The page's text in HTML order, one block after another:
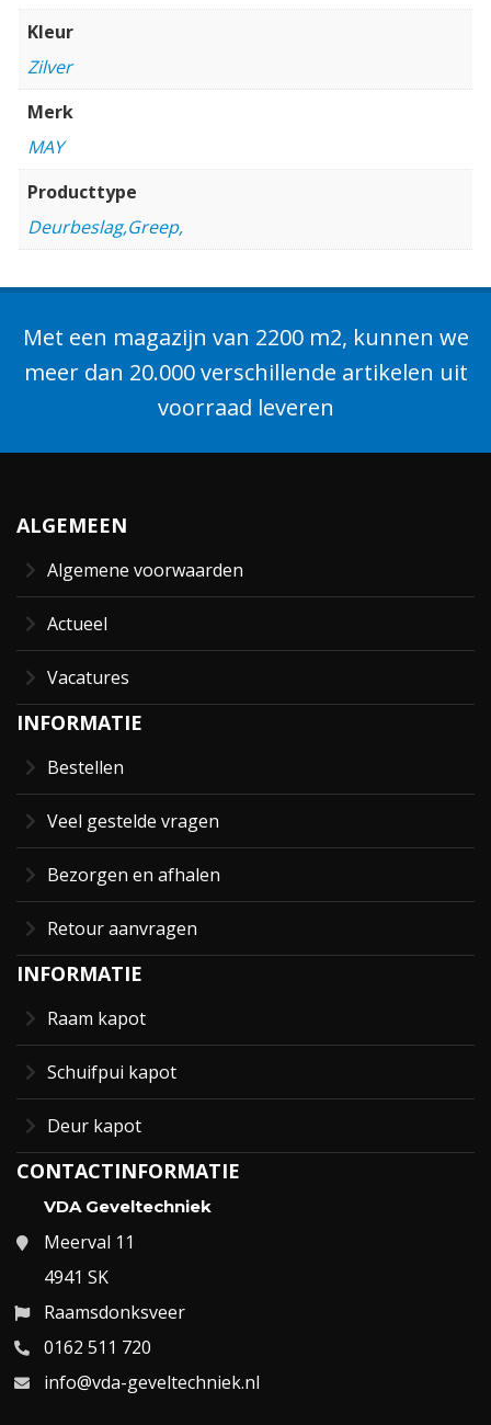
Kleur
Zilver
Merk
MAY
Producttype
Deurbeslag,Greep,
Met een magazijn van 2200 m2, kunnen we
meer dan 20.000 verschillende artikelen uit
voorraad leveren
ALGEMEEN
Algemene voorwaarden
Actueel
Vacatures
INFORMATIE
Bestellen
Veel gestelde vragen
Bezorgen en afhalen
Retour aanvragen
INFORMATIE
Raam kapot
Schuifpui kapot
Deur kapot
CONTACTINFORMATIE
VDA Geveltechniek
Meerval 11
4941 SK
Raamsdonksveer
0162 511 720
info@vda-geveltechniek.nl